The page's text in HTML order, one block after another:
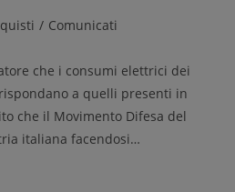
/ Comunicati
che i consumi elettrici dei
a quelli presenti in
che il Movimento Difesa del
italiana facendosi…